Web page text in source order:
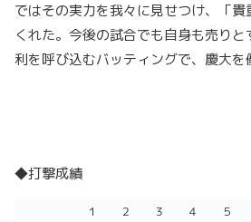
ではその実力を我々に見せつけ、「
くれた。今後の試合でも自身も売り
利を呼び込むバッティングで、慶大を
◆打撃成績
１ ２ ３ ４ ５